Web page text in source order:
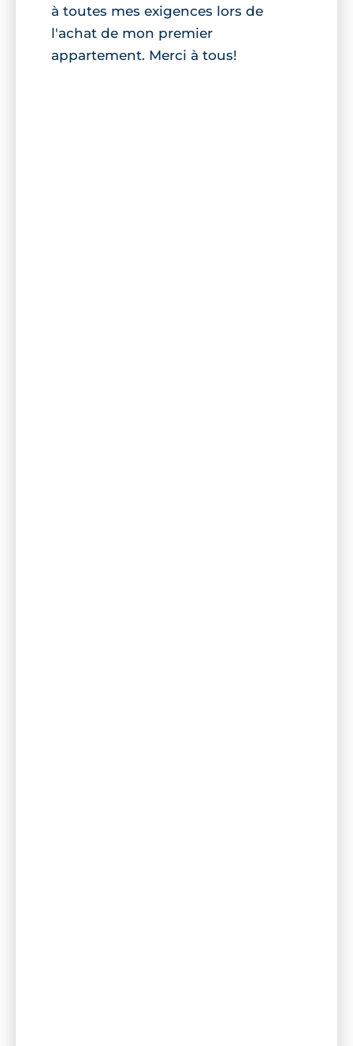
à toutes mes exigences lors de
l'achat de mon premier
appartement. Merci à tous!